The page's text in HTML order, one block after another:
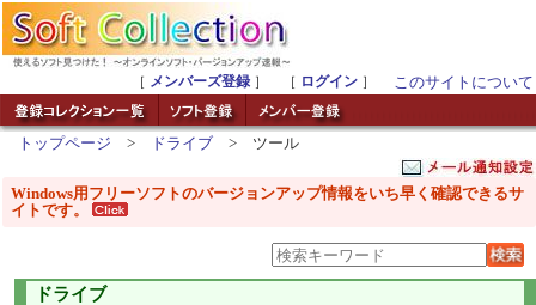
［ メンバーズ登録 ］ ［ ログイン ］ このサイトについて
トップページ > ドライブ > ツール
Windows用フリーソフトのバージョンアップ情報をいち早く確認できるサ
イトです。
ドライブ